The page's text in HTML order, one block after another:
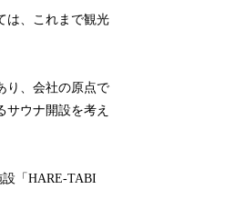
は、これまで観光
り、会社の原点で
サウナ開設を考え
「HARE-TABI